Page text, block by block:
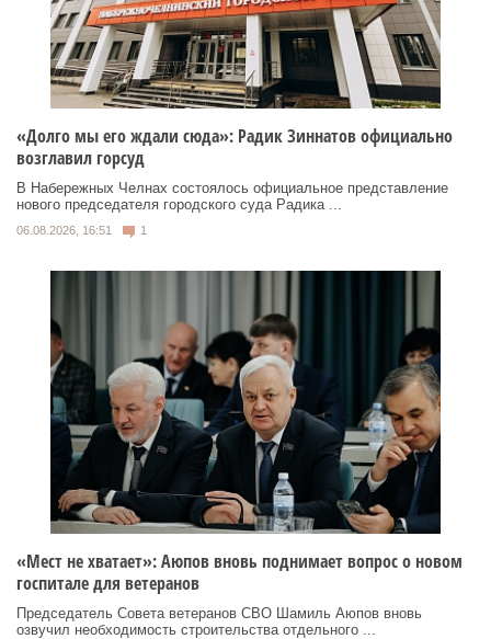
«Долго мы его ждали сюда»: Радик Зиннатов официально
возглавил горсуд
В Набережных Челнах состоялось официальное представление
нового председателя городского суда Радика ...
06.08.2026, 16:51 1
«Мест не хватает»: Аюпов вновь поднимает вопрос о новом
госпитале для ветеранов
Председатель Совета ветеранов СВО Шамиль Аюпов вновь
озвучил необходимость строительства отдельного ...